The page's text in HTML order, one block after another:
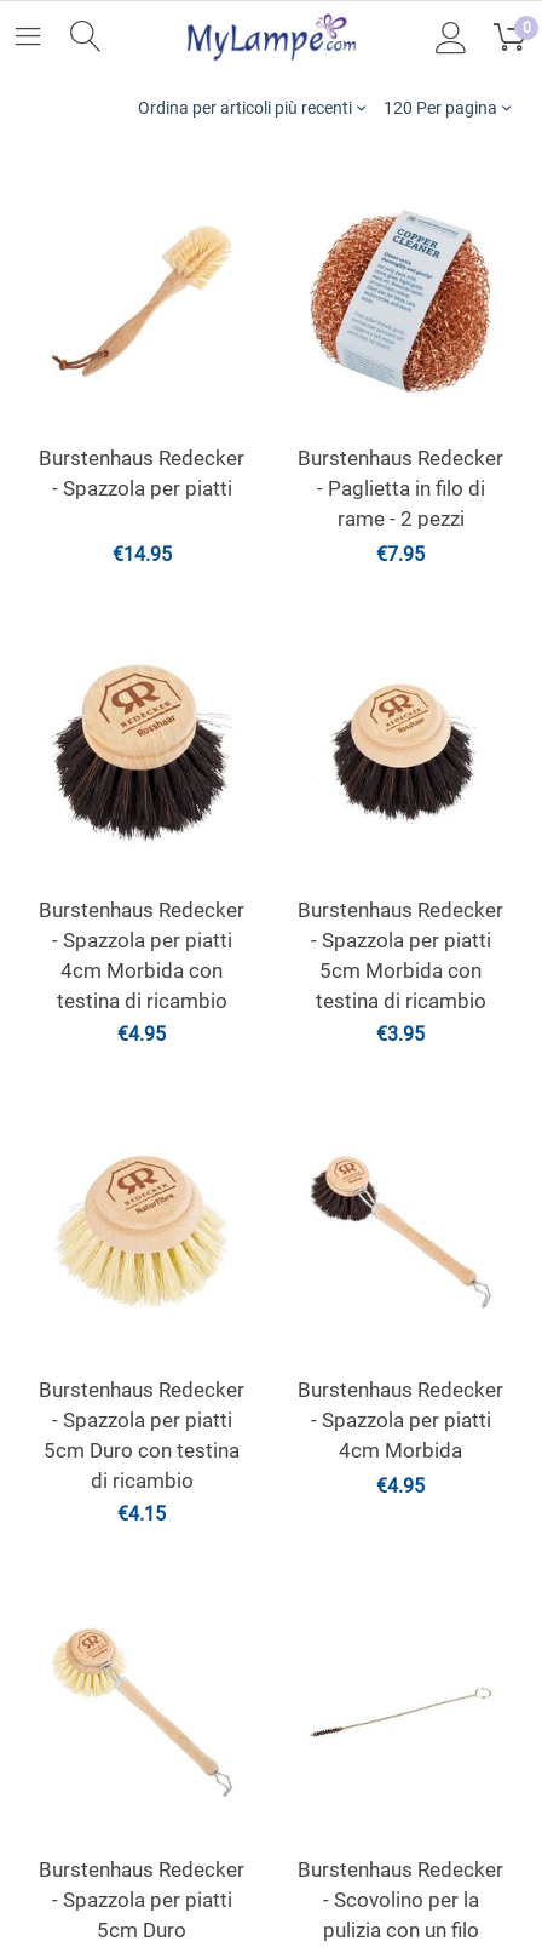
0
Ordina per articoli più recenti 120 Per pagina
Burstenhaus Redecker
- Spazzola per piatti
€14.95
Burstenhaus Redecker
- Paglietta in filo di
rame - 2 pezzi
€7.95
Burstenhaus Redecker
- Spazzola per piatti
4cm Morbida con
testina di ricambio
€4.95
Burstenhaus Redecker
- Spazzola per piatti
5cm Morbida con
testina di ricambio
€3.95
Burstenhaus Redecker
- Spazzola per piatti
5cm Duro con testina
di ricambio
€4.15
Burstenhaus Redecker
- Spazzola per piatti
4cm Morbida
€4.95
Burstenhaus Redecker
- Spazzola per piatti
5cm Duro
Burstenhaus Redecker
- Scovolino per la
pulizia con un filo